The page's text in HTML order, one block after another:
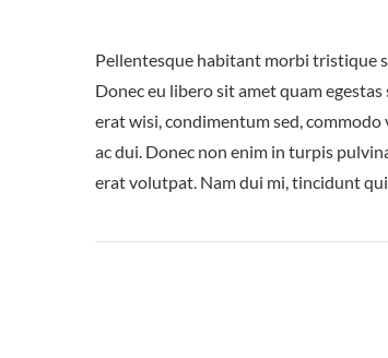
Pellentesque habitant morbi tristique
Donec eu libero sit amet quam
erat wisi, condimentum sed,
ac dui. Donec non enim in turpis
erat volutpat. Nam dui mi, tincidunt